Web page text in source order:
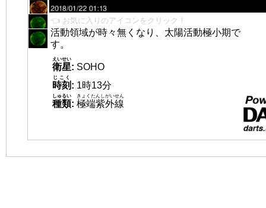
👈 お気に入りのアイコンをクリック！
活動領域が時々無くなり、太陽活動極小期で
す。
衛星
えいせい
: SOHO
時刻
じこく
: 1時13分
種類
しゅるい
: 極端紫外線
きょくたんしがいせん